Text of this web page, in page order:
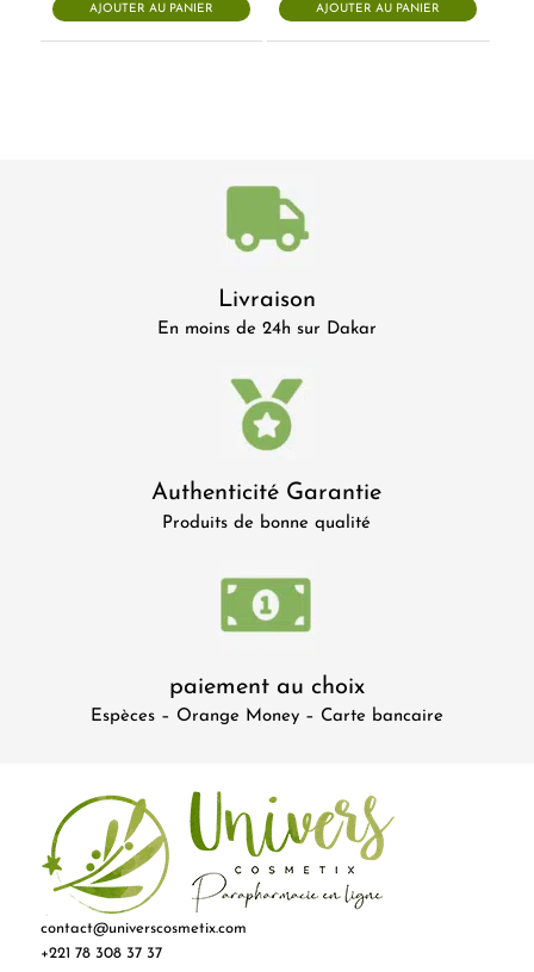
AJOUTER AU PANIER AJOUTER AU PANIER
Livraison
En moins de 24h sur Dakar
Authenticité Garantie
Produits de bonne qualité
paiement au choix
Espèces – Orange Money – Carte bancaire
contact@universcosmetix.com
+221 78 308 37 37